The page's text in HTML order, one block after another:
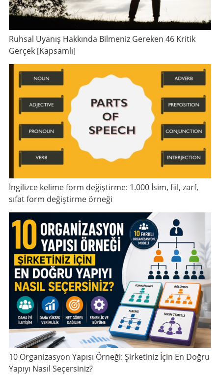
Ruhsal Uyanış Hakkında Bilmeniz Gereken 46 Kritik
Gerçek [Kapsamlı]
İngilizce kelime form değiştirme: 1.000 İsim, fiil, zarf,
sıfat form değiştirme örneği
10 Organizasyon Yapısı Örneği: Şirketiniz İçin En Doğru
Yapıyı Nasıl Seçersiniz?